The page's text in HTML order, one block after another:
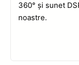
360° și sunet
noastre.